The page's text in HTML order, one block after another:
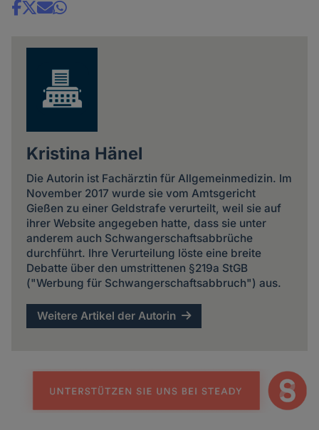
Share
Kristina Hänel
Die Autorin ist Fachärztin für Allgemeinmedizin. Im
November 2017 wurde sie vom Amtsgericht
Gießen zu einer Geldstrafe verurteilt, weil sie auf
ihrer Website angegeben hatte, dass sie unter
anderem auch Schwangerschaftsabbrüche
durchführt. Ihre Verurteilung löste eine breite
Debatte über den umstrittenen §219a StGB
("Werbung für Schwangerschaftsabbruch") aus.
Weitere Artikel der Autorin